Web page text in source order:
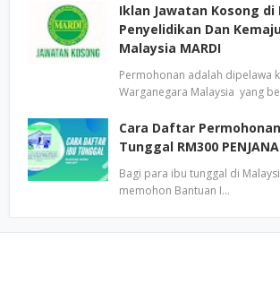
Iklan Jawatan Kosong
Penyelidikan Dan
Malaysia MARDI
Permohonan adalah dipelawa
Warganegara Malaysia yang
Cara Daftar
Tunggal RM300 PENJANA
Bagi para ibu tunggal di
memohon Bantuan I…